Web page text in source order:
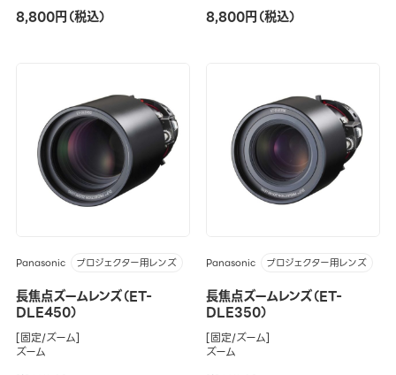
8,800円（税込） 8,800円（税込）
Panasonic プロジェクター用レンズ
長焦点ズームレンズ（ET-
DLE450）
[固定/ズーム]
ズーム
Panasonic プロジェクター用レンズ
長焦点ズームレンズ（ET-
DLE350）
[固定/ズーム]
ズーム